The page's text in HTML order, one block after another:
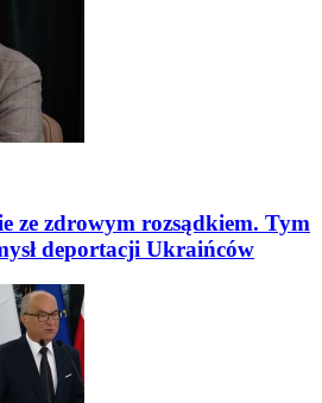
ze zdrowym rozsądkiem. Tym
deportacji Ukraińców